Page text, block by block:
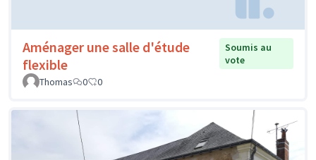
Aménager une salle d'étude
flexible
Soumis au
vote
Thomas
0 0